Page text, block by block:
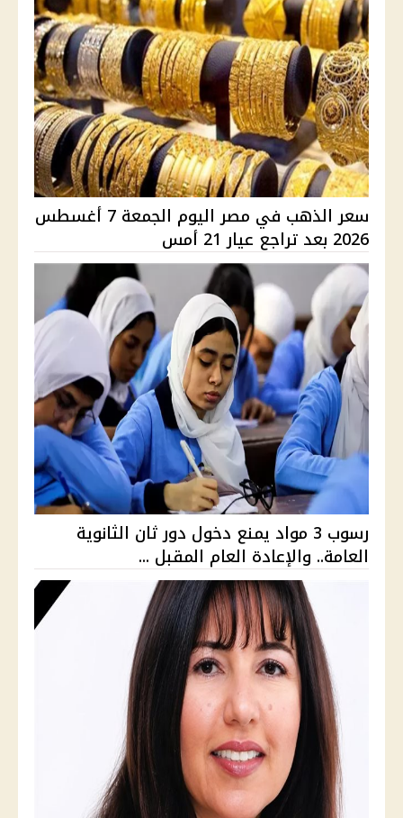
سعر الذهب في مصر اليوم الجمعة 7 أغسطس
2026 بعد تراجع عيار 21 أمس
رسوب 3 مواد يمنع دخول دور ثان الثانوية
العامة.. والإعادة العام المقبل ...